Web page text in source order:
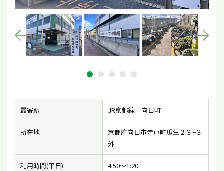
最寄駅 JR京都線 向日町
所在地
京都府向日市寺戸町瓜生２３−３
外
利用時間(平日) 4:50〜1:20